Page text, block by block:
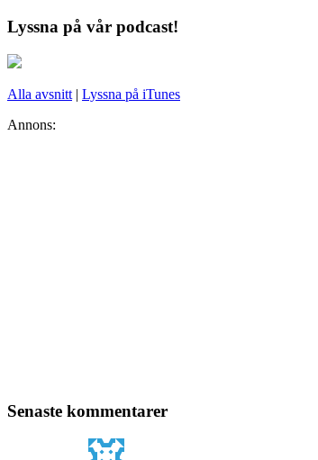
Lyssna på vår podcast!
Alla avsnitt | Lyssna på iTunes
Annons:
Senaste kommentarer